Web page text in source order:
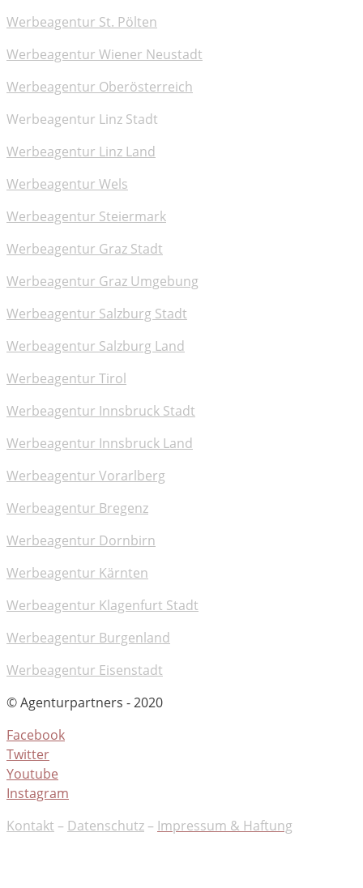
Werbeagentur St. Pölten
Werbeagentur Wiener Neustadt
Werbeagentur Oberösterreich
Werbeagentur Linz Stadt
Werbeagentur Linz Land
Werbeagentur Wels
Werbeagentur Steiermark
Werbeagentur Graz Stadt
Werbeagentur Graz Umgebung
Werbeagentur Salzburg Stadt
Werbeagentur Salzburg Land
Werbeagentur Tirol
Werbeagentur Innsbruck Stadt
Werbeagentur Innsbruck Land
Werbeagentur Vorarlberg
Werbeagentur Bregenz
Werbeagentur Dornbirn
Werbeagentur Kärnten
Werbeagentur Klagenfurt Stadt
Werbeagentur Burgenland
Werbeagentur Eisenstadt
© Agenturpartners - 2020
Facebook
Twitter
Youtube
Instagram
Kontakt – Datenschutz – Impressum & Haftung